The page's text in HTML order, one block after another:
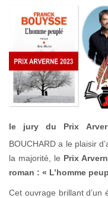
le jury du Prix
BOUCHARD a le plaisir
la majorité, le Prix
roman : « L’homme
Cet ouvrage brillant d’un